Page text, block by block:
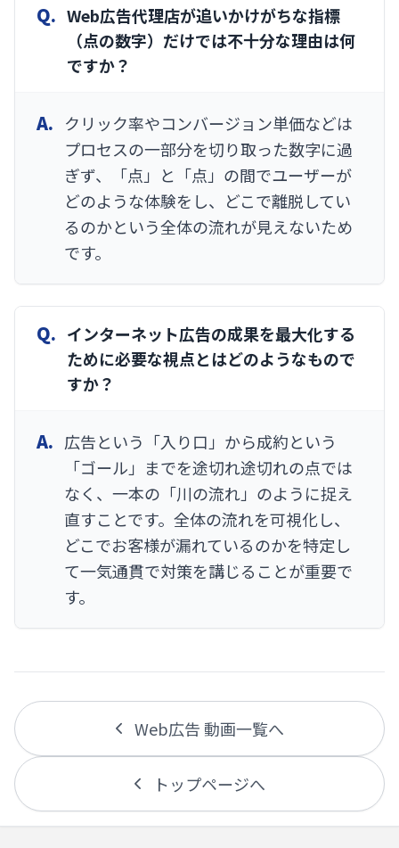
Q. Web広告代理店が追いかけがちな指標
（点の数字）だけでは不十分な理由は何
ですか？
A. クリック率やコンバージョン単価などは
プロセスの一部分を切り取った数字に過
ぎず、「点」と「点」の間でユーザーが
どのような体験をし、どこで離脱してい
るのかという全体の流れが見えないため
です。
Q. インターネット広告の成果を最大化する
ために必要な視点とはどのようなもので
すか？
A. 広告という「入り口」から成約という
「ゴール」までを途切れ途切れの点では
なく、一本の「川の流れ」のように捉え
直すことです。全体の流れを可視化し、
どこでお客様が漏れているのかを特定し
て一気通貫で対策を講じることが重要で
す。
トップページへ
Web広告 動画一覧へ